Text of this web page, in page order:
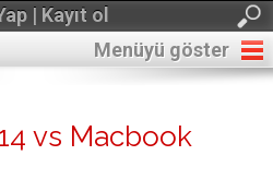
| Kayıt ol
Menüyü göster
vs Macbook